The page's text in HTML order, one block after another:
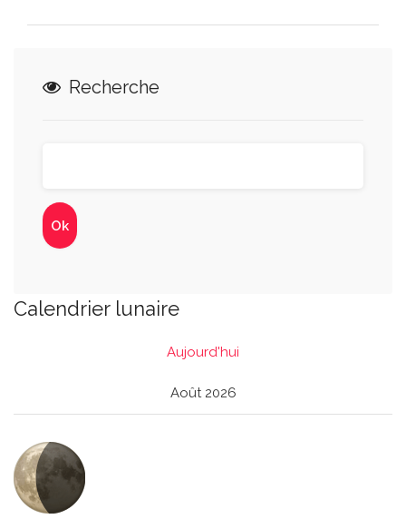
Recherche
Calendrier lunaire
Aujourd'hui
Août 2026